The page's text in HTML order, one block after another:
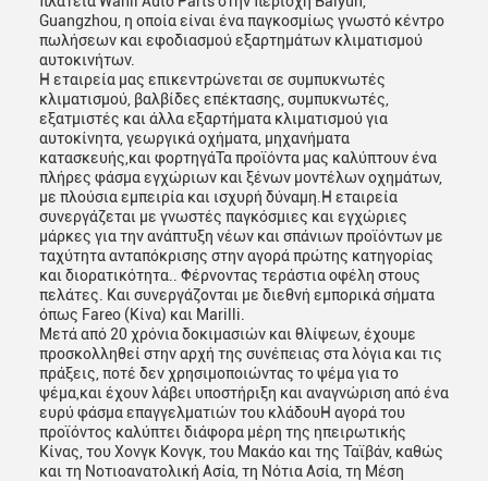
Guangzhou, η οποία είναι ένα παγκοσμίως γνωστό κέντρο
πωλήσεων και εφοδιασμού εξαρτημάτων κλιματισμού
αυτοκινήτων.
Η εταιρεία μας επικεντρώνεται σε συμπυκνωτές
κλιματισμού, βαλβίδες επέκτασης, συμπυκνωτές,
εξατμιστές και άλλα εξαρτήματα κλιματισμού για
αυτοκίνητα, γεωργικά οχήματα, μηχανήματα
κατασκευής,και φορτηγάΤα προϊόντα μας καλύπτουν ένα
πλήρες φάσμα εγχώριων και ξένων μοντέλων οχημάτων,
με πλούσια εμπειρία και ισχυρή δύναμη.Η εταιρεία
συνεργάζεται με γνωστές παγκόσμιες και εγχώριες
μάρκες για την ανάπτυξη νέων και σπάνιων προϊόντων με
ταχύτητα ανταπόκρισης στην αγορά πρώτης κατηγορίας
και διορατικότητα.. Φέρνοντας τεράστια οφέλη στους
πελάτες. Και συνεργάζονται με διεθνή εμπορικά σήματα
όπως Fareo (Κίνα) και Marilli.
Μετά από 20 χρόνια δοκιμασιών και θλίψεων, έχουμε
προσκολληθεί στην αρχή της συνέπειας στα λόγια και τις
πράξεις, ποτέ δεν χρησιμοποιώντας το ψέμα για το
ψέμα,και έχουν λάβει υποστήριξη και αναγνώριση από ένα
ευρύ φάσμα επαγγελματιών του κλάδουΗ αγορά του
προϊόντος καλύπτει διάφορα μέρη της ηπειρωτικής
Κίνας, του Χονγκ Κονγκ, του Μακάο και της Ταϊβάν, καθώς
και τη Νοτιοανατολική Ασία, τη Νότια Ασία, τη Μέση